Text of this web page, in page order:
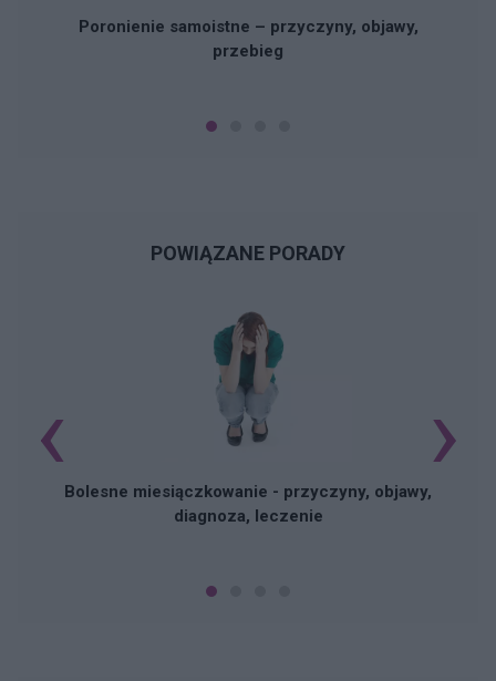
Poronienie samoistne – przyczyny, objawy,
przebieg
POWIĄZANE PORADY
Bolesne miesiączkowanie - przyczyny, objawy,
diagnoza, leczenie
‹ ›